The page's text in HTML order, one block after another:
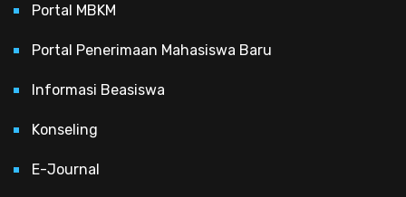
Portal MBKM
Portal Penerimaan Mahasiswa Baru
Informasi Beasiswa
Konseling
E-Journal